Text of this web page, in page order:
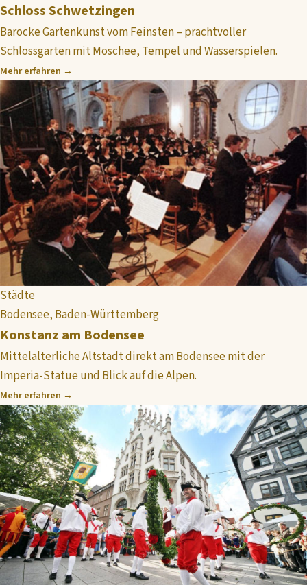
Schloss Schwetzingen
Barocke Gartenkunst vom Feinsten – prachtvoller
Schlossgarten mit Moschee, Tempel und Wasserspielen.
Mehr erfahren →
Städte
Bodensee, Baden-Württemberg
Konstanz am Bodensee
Mittelalterliche Altstadt direkt am Bodensee mit der
Imperia-Statue und Blick auf die Alpen.
Mehr erfahren →